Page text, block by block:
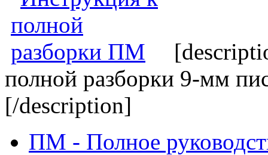
полной разборки 9-мм
[/description]
ПМ - Полное